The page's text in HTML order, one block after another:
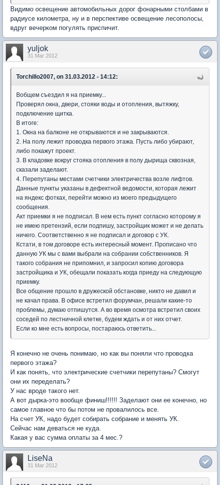
Видимо освещение автомобильных дорог фонарными столбами в
радиусе километра, ну и в перспективе освещение лесополосы,
вдруг вечерком погулять приспичит.
yuljok
31 Mar 2012
Torchillo2007, on 31.03.2012 - 14:12:
Вобщем съездил я на приемку...
Проверял окна, двери, стояки воды и отопления, вытяжку,
подключение щитка.
В итоге:
1. Окна на балконе не открываются и не закрываются.
2. На полу лежит проводка первого этажа. Пусть либо убирают,
либо покажут проект.
3. В кладовке вокруг стояка отопления в полу дырища сквозная,
сказали заделают.
4. Перепутаны местами счетчики электричества возле лифтов.
Данные пункты указаны в дефектной ведомости, которая лежит
на яндекс фотках, перейти можно из моего предыдущего
сообщения.
Акт приемки я не подписал. В нем есть пункт согласно которому я
не имею претензий, если подпишу, застройщик может и не делать
ничего. Соответственно я не подписал и договор с УК.
Кстати, в том договоре есть интересный момент. Прописано что
данную УК мы с вами выбрали на собрании собственников. Я
такого собрания не припомнил, и запросил копию договора
застройщика и УК, обещали показать когда приеду на следующую
приемку.
Все общение прошло в дружеской обстановке, никто не давил и
не качал права. В офисе встретил форумчан, решали какие-то
проблемы, думаю отпишутся. А во время осмотра встретил своих
соседей по лестничной клетке, будем ждать и от них отчет.
Если ко мне есть вопросы, постараюсь ответить...
Я конечно не очень понимаю, но как вы поняли что проводка
первого этажа?
И как понять, что электрические счетчики перепутаны? Смогут
они их переделать?
У нас вроде такого нет.
А вот дырка-это вообще финиш!!!!!! Заделают они ее конечно, но
самое главное что бы потом не провалилось все.
На счет УК, надо будет собирать собрание и менять УК.
Сейчас нам деваться не куда.
Какая у вас сумма оплаты за 4 мес.?
LiseNa
31 Mar 2012